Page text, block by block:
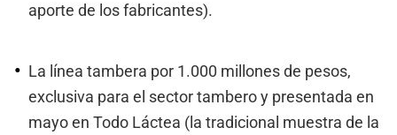
aporte de los fabricantes).
La línea tambera por 1.000 millones de pesos,
exclusiva para el sector tambero y presentada en
mayo en Todo Láctea (la tradicional muestra de la